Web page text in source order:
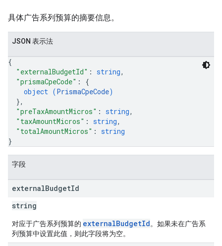
具体广告系列预算的摘要信息。
JSON 表示法
{
"externalBudgetId" : string,
"prismaCpeCode" : {
object (PrismaCpeCode)
},
"preTaxAmountMicros" : string,
"taxAmountMicros" : string,
"totalAmountMicros" : string
}
字段
externalBudgetId
string
对应于广告系列预算的 externalBudgetId。如果未在广告系
列预算中设置此值，则此字段将为空。